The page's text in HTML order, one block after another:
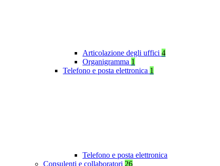
Articolazione degli uffici 4
Organigramma 1
Telefono e posta elettronica 1
Telefono e posta elettronica
Consulenti e collaboratori 26